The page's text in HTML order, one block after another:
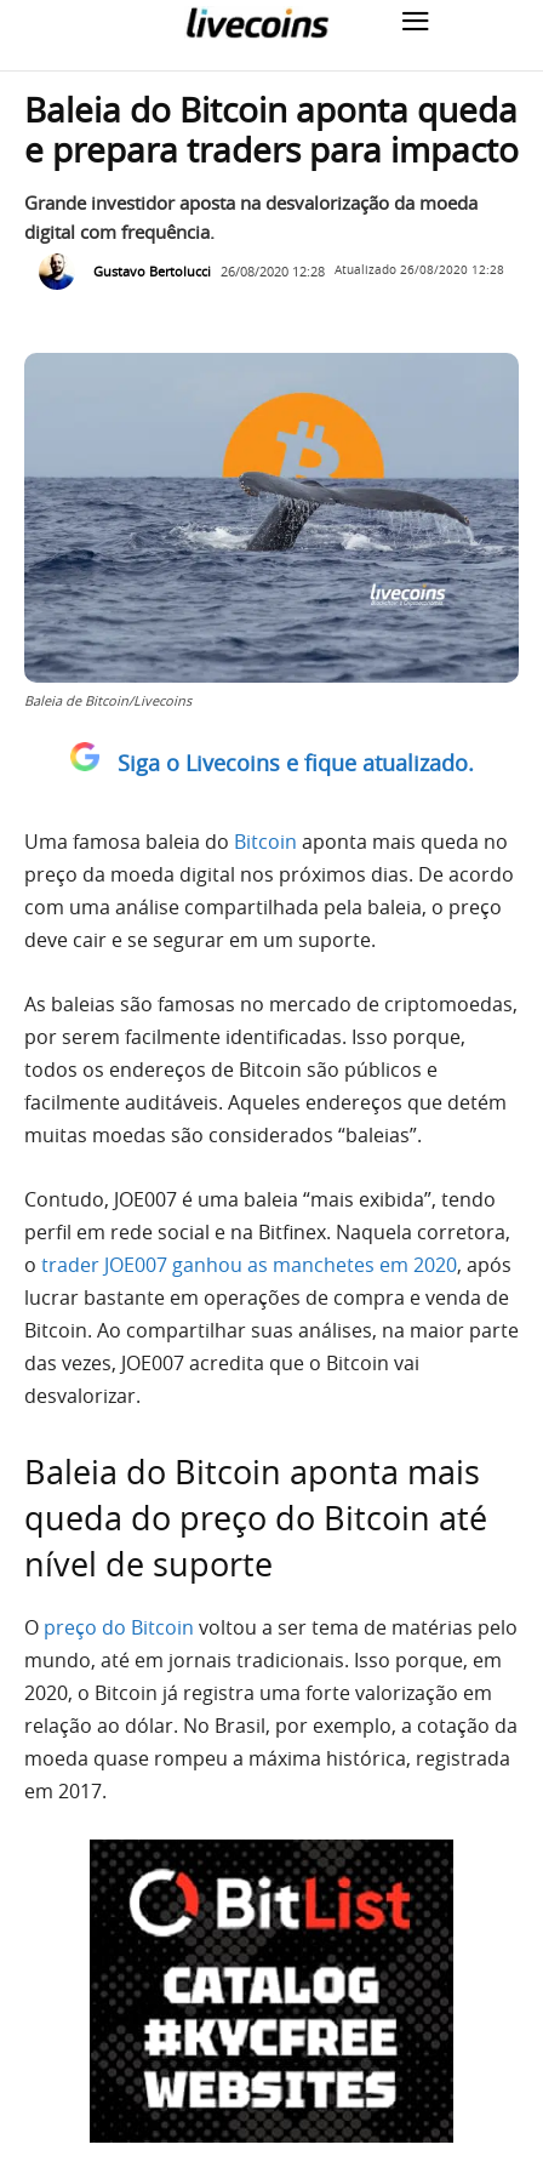
Baleia do Bitcoin aponta queda
e prepara traders para impacto
Grande investidor aposta na desvalorização da moeda
digital com frequência.
Gustavo Bertolucci 26/08/2020 12:28 Atualizado 26/08/2020 12:28
Baleia de Bitcoin/Livecoins
Siga o Livecoins e fique atualizado.
Uma famosa baleia do Bitcoin aponta mais queda no
preço da moeda digital nos próximos dias. De acordo
com uma análise compartilhada pela baleia, o preço
deve cair e se segurar em um suporte.
As baleias são famosas no mercado de criptomoedas,
por serem facilmente identificadas. Isso porque,
todos os endereços de Bitcoin são públicos e
facilmente auditáveis. Aqueles endereços que detém
muitas moedas são considerados “baleias”.
Contudo, JOE007 é uma baleia “mais exibida”, tendo
perfil em rede social e na Bitfinex. Naquela corretora,
o trader JOE007 ganhou as manchetes em 2020, após
lucrar bastante em operações de compra e venda de
Bitcoin. Ao compartilhar suas análises, na maior parte
das vezes, JOE007 acredita que o Bitcoin vai
desvalorizar.
Baleia do Bitcoin aponta mais
queda do preço do Bitcoin até
nível de suporte
O preço do Bitcoin voltou a ser tema de matérias pelo
mundo, até em jornais tradicionais. Isso porque, em
2020, o Bitcoin já registra uma forte valorização em
relação ao dólar. No Brasil, por exemplo, a cotação da
moeda quase rompeu a máxima histórica, registrada
em 2017.